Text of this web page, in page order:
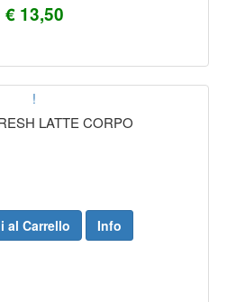
€ 13,50
!
LATTE CORPO
al Carrello Info